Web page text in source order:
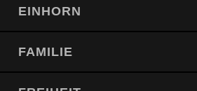
EINHORN
FAMILIE